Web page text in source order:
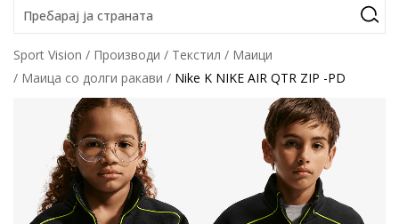
Пребарај ја страната
Sport Vision Производи Текстил
Маици
Маица со долги ракави
Nike K NIKE AIR QTR ZIP -PD